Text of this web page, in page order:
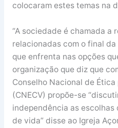
colocaram estes temas na
“A sociedade é chamada
relacionadas com o final
que enfrenta nas opções
organização que diz que
Conselho Nacional de
(CNECV) propõe-se
independência as escolhas
de vida” disse ao Igreja